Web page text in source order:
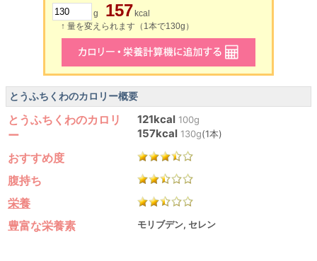
g 157 kcal
↑ 量を変えられます（1本で130g）
とうふちくわのカロリー概要
とうふちくわのカロリ
ー
121kcal 100g
157kcal 130g(1本)
おすすめ度
腹持ち
栄養
豊富な栄養素
モリブデン, セレン